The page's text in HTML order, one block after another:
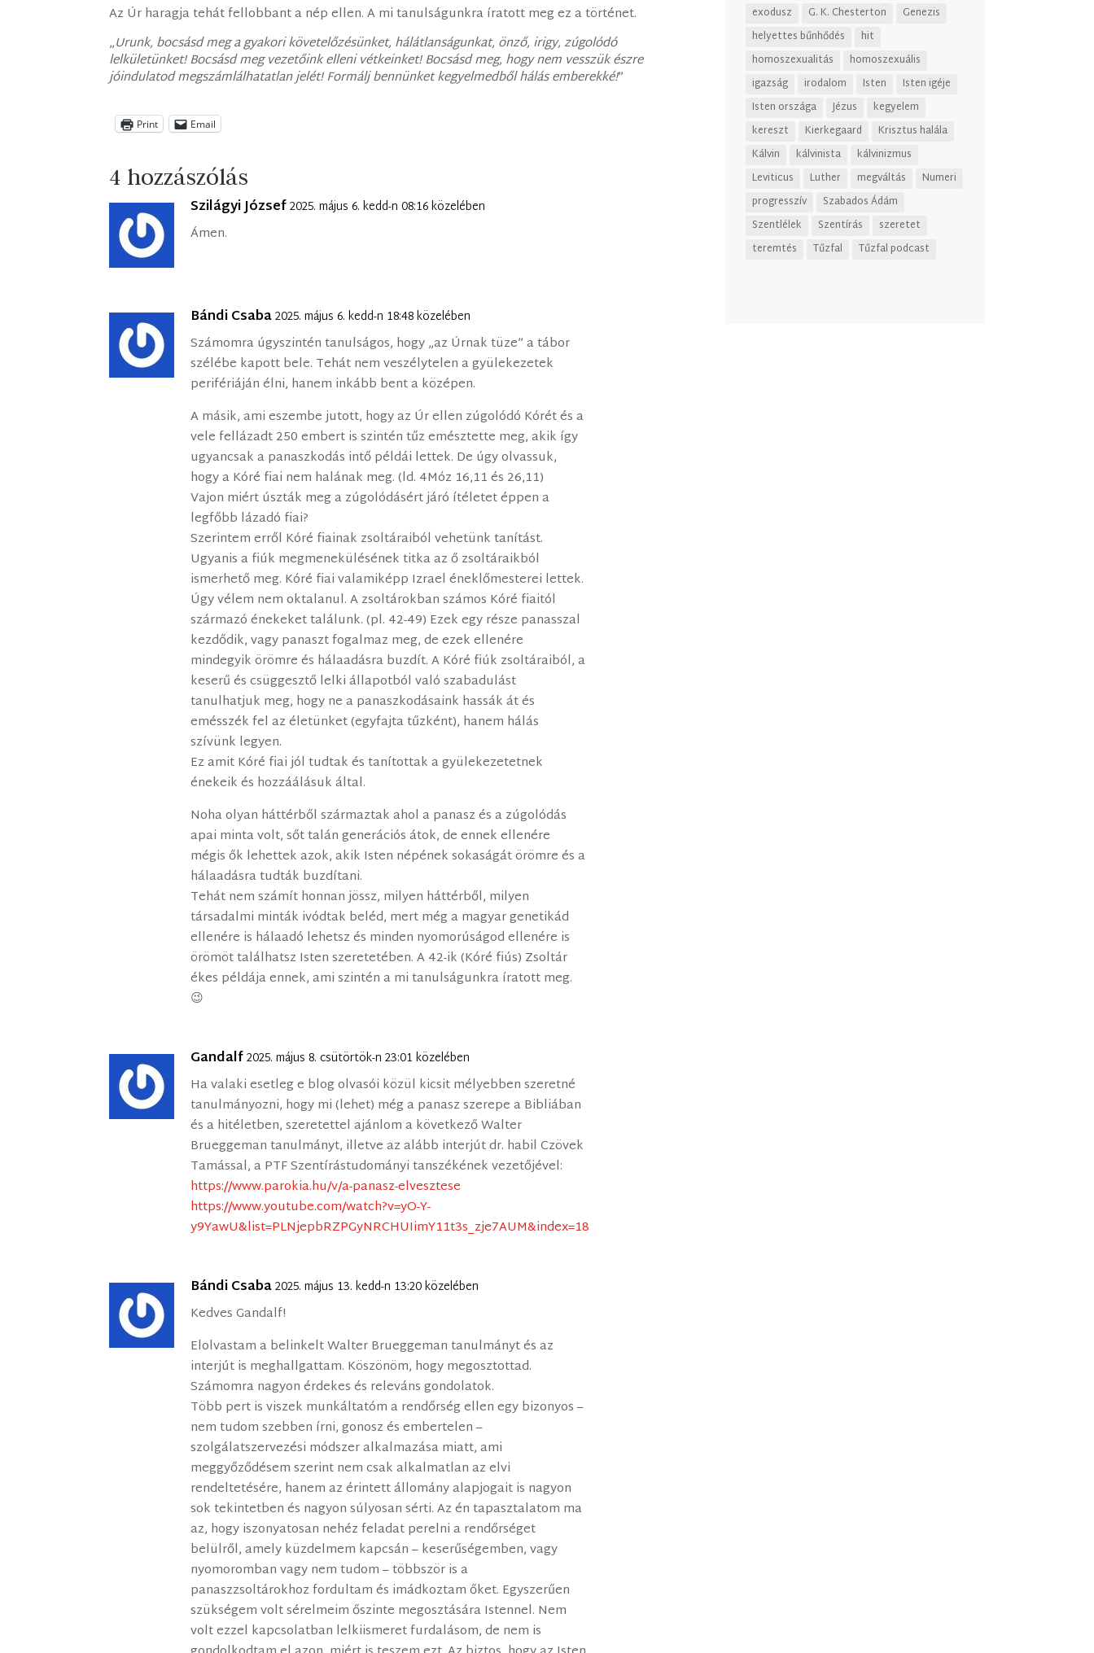
Az Úr haragja tehát fellobbant a nép ellen. A mi tanulságunkra íratott meg ez a történet.
„Urunk, bocsásd meg a gyakori követelőzésünket, hálátlanságunkat, önző, irigy, zúgolódó
lelkületünket! Bocsásd meg vezetőink elleni vétkeinket! Bocsásd meg, hogy nem vesszük észre
jóindulatod megszámlálhatatlan jelét! Formálj bennünket kegyelmedből hálás emberekké!”
Print Email
4 hozzászólás
Szilágyi József2025. május 6. kedd-n 08:16 közelében
Ámen.
Bándi Csaba2025. május 6. kedd-n 18:48 közelében
Számomra úgyszintén tanulságos, hogy „az Úrnak tüze” a tábor
szélébe kapott bele. Tehát nem veszélytelen a gyülekezetek
perifériáján élni, hanem inkább bent a középen.
A másik, ami eszembe jutott, hogy az Úr ellen zúgolódó Kórét és a
vele fellázadt 250 embert is szintén tűz emésztette meg, akik így
ugyancsak a panaszkodás intő példái lettek. De úgy olvassuk,
hogy a Kóré fiai nem halának meg. (ld. 4Móz 16,11 és 26,11)
Vajon miért úszták meg a zúgolódásért járó ítéletet éppen a
legfőbb lázadó fiai?
Szerintem erről Kóré fiainak zsoltáraiból vehetünk tanítást.
Ugyanis a fiúk megmenekülésének titka az ő zsoltáraikból
ismerhető meg. Kóré fiai valamiképp Izrael éneklőmesterei lettek.
Úgy vélem nem oktalanul. A zsoltárokban számos Kóré fiaitól
származó énekeket találunk. (pl. 42-49) Ezek egy része panasszal
kezdődik, vagy panaszt fogalmaz meg, de ezek ellenére
mindegyik örömre és hálaadásra buzdít. A Kóré fiúk zsoltáraiból, a
keserű és csüggesztő lelki állapotból való szabadulást
tanulhatjuk meg, hogy ne a panaszkodásaink hassák át és
emésszék fel az életünket (egyfajta tűzként), hanem hálás
szívünk legyen.
Ez amit Kóré fiai jól tudtak és tanítottak a gyülekezetetnek
énekeik és hozzáálásuk által.
Noha olyan háttérből származtak ahol a panasz és a zúgolódás
apai minta volt, sőt talán generációs átok, de ennek ellenére
mégis ők lehettek azok, akik Isten népének sokaságát örömre és a
hálaadásra tudták buzdítani.
Tehát nem számít honnan jössz, milyen háttérből, milyen
társadalmi minták ivódtak beléd, mert még a magyar genetikád
ellenére is hálaadó lehetsz és minden nyomorúságod ellenére is
örömöt találhatsz Isten szeretetében. A 42-ik (Kóré fiús) Zsoltár
ékes példája ennek, ami szintén a mi tanulságunkra íratott meg.
😉
Gandalf2025. május 8. csütörtök-n 23:01 közelében
Ha valaki esetleg e blog olvasói közül kicsit mélyebben szeretné
tanulmányozni, hogy mi (lehet) még a panasz szerepe a Bibliában
és a hitéletben, szeretettel ajánlom a következő Walter
Brueggeman tanulmányt, illetve az alább interjút dr. habil Czövek
Tamással, a PTF Szentírástudományi tanszékének vezetőjével:
https://www.parokia.hu/v/a-panasz-elvesztese
https://www.youtube.com/watch?v=yO-Y-
y9YawU&list=PLNjepbRZPGyNRCHUIimY11t3s_zje7AUM&index=18
Bándi Csaba2025. május 13. kedd-n 13:20 közelében
Kedves Gandalf!
Elolvastam a belinkelt Walter Brueggeman tanulmányt és az
interjút is meghallgattam. Köszönöm, hogy megosztottad.
Számomra nagyon érdekes és releváns gondolatok.
Több pert is viszek munkáltatóm a rendőrség ellen egy bizonyos –
nem tudom szebben írni, gonosz és embertelen –
szolgálatszervezési módszer alkalmazása miatt, ami
meggyőződésem szerint nem csak alkalmatlan az elvi
rendeltetésére, hanem az érintett állomány alapjogait is nagyon
sok tekintetben és nagyon súlyosan sérti. Az én tapasztalatom ma
az, hogy iszonyatosan nehéz feladat perelni a rendőrséget
belülről, amely küzdelmem kapcsán – keserűségemben, vagy
nyomoromban vagy nem tudom – többször is a
panaszzsoltárokhoz fordultam és imádkoztam őket. Egyszerűen
szükségem volt sérelmeim őszinte megosztására Istennel. Nem
volt ezzel kapcsolatban lelkiismeret furdalásom, de nem is
exodusz
G. K. Chesterton
Genezis
helyettes bűnhődés
hit
homoszexualitás
homoszexuális
igazság
irodalom Isten
Isten igéje
Isten országa
Jézus
kegyelem
kereszt
Kierkegaard
Krisztus halála
Kálvin
kálvinista
kálvinizmus
Leviticus
Luther megváltás
Numeri
progresszív
Szabados Ádám
Szentlélek
Szentírás
szeretet
teremtés
Tűzfal Tűzfal podcast